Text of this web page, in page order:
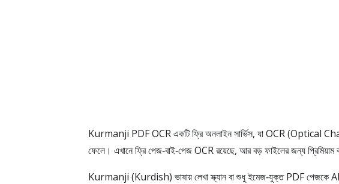
Kurmanji PDF OCR একটি ফ্রি অনলাইন সার্ভিস, যা OCR (Optical
ফেলে। এখানে ফ্রি পেজ‑বাই‑পেজ OCR রয়েছে, আর বড় ফাইলের জন্য
Kurmanji (Kurdish) ভাষায় লেখা স্ক্যান বা শুধু ইমেজ‑যুক্ত PDF পেজকে